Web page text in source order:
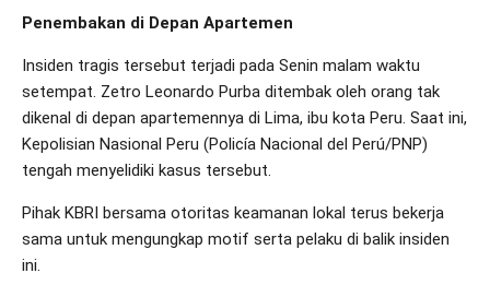
Penembakan di Depan Apartemen
Insiden tragis tersebut terjadi pada Senin malam waktu
setempat. Zetro Leonardo Purba ditembak oleh orang tak
dikenal di depan apartemennya di Lima, ibu kota Peru. Saat ini,
Kepolisian Nasional Peru (Policía Nacional del Perú/PNP)
tengah menyelidiki kasus tersebut.
Pihak KBRI bersama otoritas keamanan lokal terus bekerja
sama untuk mengungkap motif serta pelaku di balik insiden
ini.